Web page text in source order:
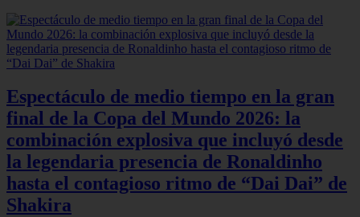
Espectáculo de medio tiempo en la gran
final de la Copa del Mundo 2026: la
combinación explosiva que incluyó desde
la legendaria presencia de Ronaldinho
hasta el contagioso ritmo de “Dai Dai” de
Shakira